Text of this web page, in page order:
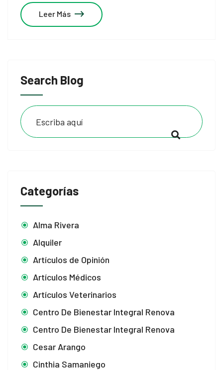
Search Blog
Categorías
Alma Rivera
Alquiler
Artículos de Opinión
Artículos Médicos
Artículos Veterinarios
Centro De Bienestar Integral Renova
Centro De Bienestar Integral Renova
Cesar Arango
Cinthia Samaniego
Leer Más